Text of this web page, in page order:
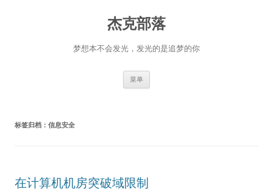
杰克部落
梦想本不会发光，发光的是追梦的你
菜单
标签归档： 信息安全
在计算机机房突破域限制